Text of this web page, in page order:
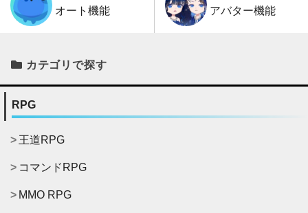
オート機能 アバター機能
カテゴリで探す
RPG
王道RPG
コマンドRPG
MMO RPG